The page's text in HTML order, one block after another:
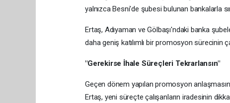
yalnızca Besni'de şubesi bulunan bankalarla
Ertaş, Adıyaman ve Gölbaşı'ndaki banka
daha geniş katılımlı bir promosyon sürecinin
"Gerekirse İhale Süreçleri Tekrarlansın"
Geçen dönem yapılan promosyon
Ertaş, yeni süreçte çalışanların iradesinin